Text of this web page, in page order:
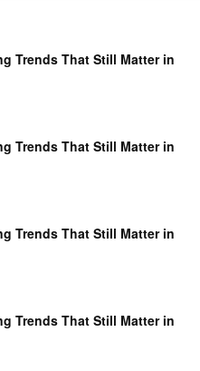
Trends That Still Matter in
Trends That Still Matter in
Trends That Still Matter in
Trends That Still Matter in